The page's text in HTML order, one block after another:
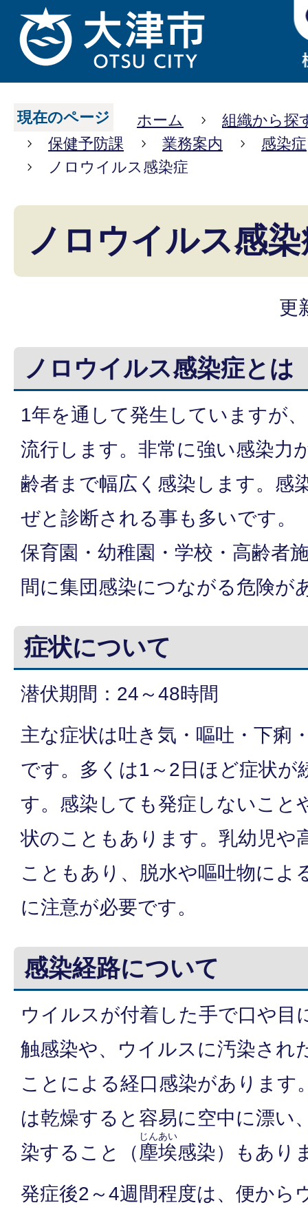
現在のページ ホーム
組織から探
保健予防課
業務案内
感染症
ノロウイルス感染症
ノロウイルス感
更
ノロウイルス感染症とは
1年を通して発生していますが
流行します。非常に強い感染力
齢者まで幅広く感染します。感
ぜと診断される事も多いです。
保育園・幼稚園・学校・高齢者
間に集団感染につながる危険が
症状について
潜伏期間：24～48時間
主な症状は吐き気・嘔吐・下痢
です。多くは1～2日ほど症状が
す。感染しても発症しないこと
状のこともあります。乳幼児や
こともあり、脱水や嘔吐物によ
に注意が必要です。
感染経路について
ウイルスが付着した手で口や目
触感染や、ウイルスに汚染され
ことによる経口感染があります
は乾燥すると容易に空中に漂い
染すること（塵埃
じんあい
感染）もあり
発症後2～4週間程度は、便から